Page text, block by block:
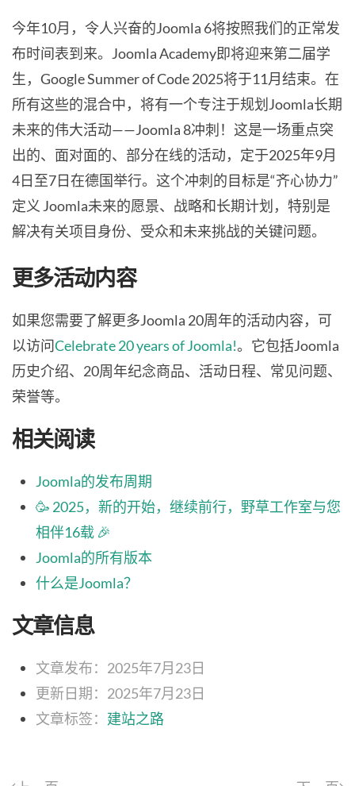
今年10月，令人兴奋的Joomla 6将按照我们的正常发
布时间表到来。Joomla Academy即将迎来第二届学
生，Google Summer of Code 2025将于11月结束。在
所有这些的混合中，将有一个专注于规划Joomla长期
未来的伟大活动——Joomla 8冲刺！这是一场重点突
出的、面对面的、部分在线的活动，定于2025年9月
4日至7日在德国举行。这个冲刺的目标是“齐心协力”
定义 Joomla未来的愿景、战略和长期计划，特别是
解决有关项目身份、受众和未来挑战的关键问题。
更多活动内容
如果您需要了解更多Joomla 20周年的活动内容，可
以访问Celebrate 20 years of Joomla!。它包括Joomla
历史介绍、20周年纪念商品、活动日程、常见问题、
荣誉等。
相关阅读
Joomla的发布周期
🥳 2025，新的开始，继续前行，野草工作室与您
相伴16载 🎉
Joomla的所有版本
什么是Joomla？
文章信息
文章发布：2025年7月23日
更新日期：2025年7月23日
文章标签： 建站之路